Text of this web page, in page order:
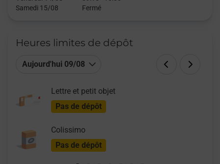
Samedi 15/08
Fermé
Heures limites de dépôt
Aujourd'hui 09/08
Lettre et petit objet
Pas de dépôt
Colissimo
Pas de dépôt